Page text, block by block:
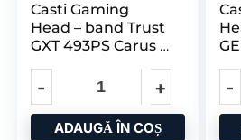
Casti Gaming
Head – band Trust
GXT 493PS Carus –
Wireless/Wired
ADAUGĂ ÎN COȘ